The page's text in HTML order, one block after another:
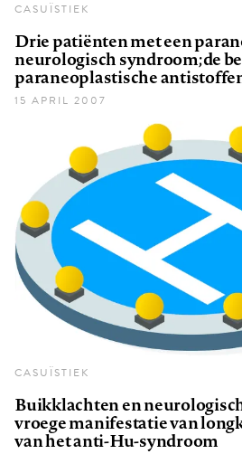
CASUÏSTIEK
Drie patiënten met een
neurologisch syndroom; de
paraneoplastische
15 APRIL 2007
CASUÏSTIEK
Buikklachten en
vroege manifestatie van
van het anti-Hu-syndroom